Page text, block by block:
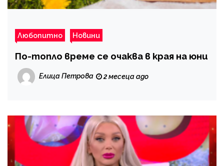
Любопитно Новини
По-топло време се очаква в края на юни
Елица Петрова 2 месеца ago